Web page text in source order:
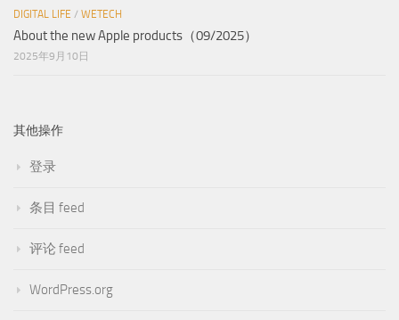
DIGITAL LIFE / WETECH
About the new Apple products（09/2025）
2025年9月10日
其他操作
登录
条目 feed
评论 feed
WordPress.org